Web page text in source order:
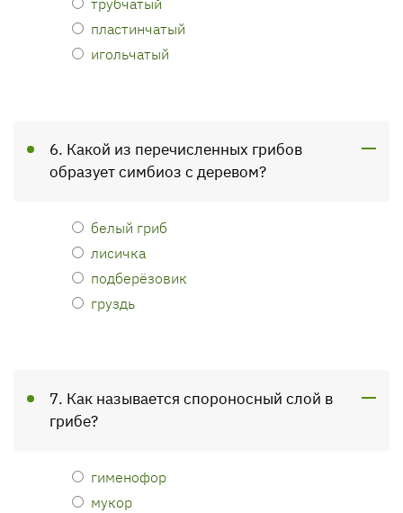
пластинчатый
игольчатый
6. Какой из перечисленных грибов
образует симбиоз с деревом?
белый гриб
лисичка
подберёзовик
груздь
7. Как называется спороносный слой в
грибе?
гименофор
мукор